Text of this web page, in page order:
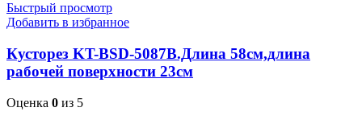
Быстрый просмотр
Добавить в избранное
Кусторез KT-BSD-5087B.Длина 58см,длина
рабочей поверхности 23см
Оценка 0 из 5